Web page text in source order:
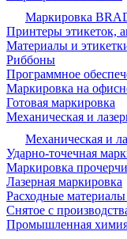
Маркировка
Принтеры этикеток,
Материалы и
Риббоны
Программное
Маркировка на
Готовая маркировка
Механическая и
Механическая и
Ударно-точечная
Маркировка
Лазерная маркировка
Расходные
Снятое с
Промышленная